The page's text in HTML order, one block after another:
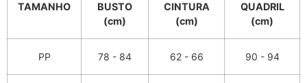
TAMANHO
BUSTO
(cm)
CINTURA
(cm)
QUADRIL
(cm)
PP 78 - 84 62 - 66 90 - 94